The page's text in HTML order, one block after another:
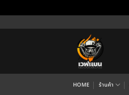
ไป
HOME ร้านค้า